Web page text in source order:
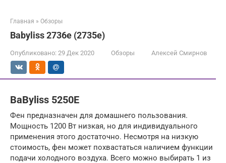
Главная » Обзоры
Babyliss 2736e (2735e)
Опубликовано: 29 Дек 2020 Обзоры Алексей Смирнов
BaByliss 5250E
Фен предназначен для домашнего пользования.
Мощность 1200 Вт низкая, но для индивидуального
применения этого достаточно. Несмотря на низкую
стоимость, фен может похвастаться наличием функции
подачи холодного воздуха. Всего можно выбирать 1 из